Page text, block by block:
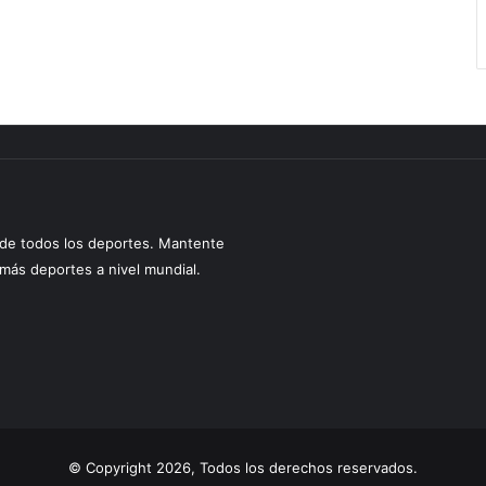
todos los deportes. Mantente
deportes a nivel mundial.
© Copyright 2026, Todos los derechos reservados.